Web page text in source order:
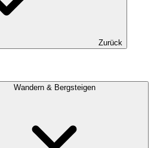
Zurück
Wandern & Bergsteigen